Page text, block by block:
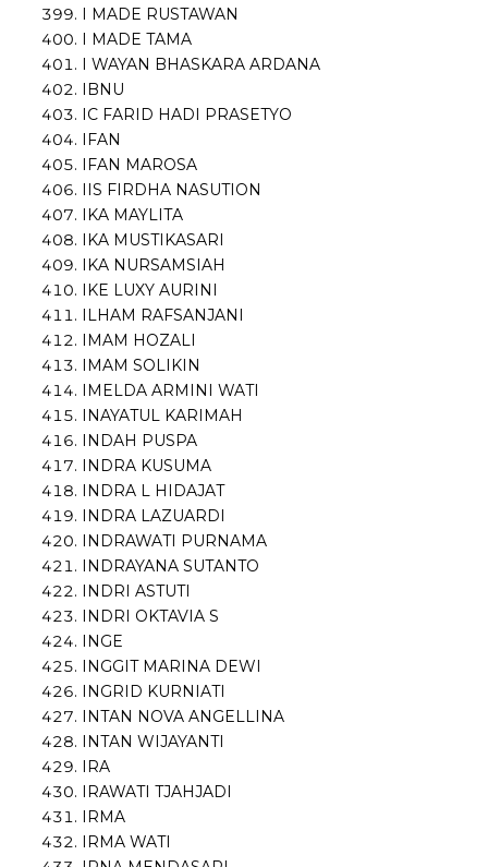
I MADE RUSTAWAN
I MADE TAMA
I WAYAN BHASKARA ARDANA
IBNU
IC FARID HADI PRASETYO
IFAN
IFAN MAROSA
IIS FIRDHA NASUTION
IKA MAYLITA
IKA MUSTIKASARI
IKA NURSAMSIAH
IKE LUXY AURINI
ILHAM RAFSANJANI
IMAM HOZALI
IMAM SOLIKIN
IMELDA ARMINI WATI
INAYATUL KARIMAH
INDAH PUSPA
INDRA KUSUMA
INDRA L HIDAJAT
INDRA LAZUARDI
INDRAWATI PURNAMA
INDRAYANA SUTANTO
INDRI ASTUTI
INDRI OKTAVIA S
INGE
INGGIT MARINA DEWI
INGRID KURNIATI
INTAN NOVA ANGELLINA
INTAN WIJAYANTI
IRA
IRAWATI TJAHJADI
IRMA
IRMA WATI